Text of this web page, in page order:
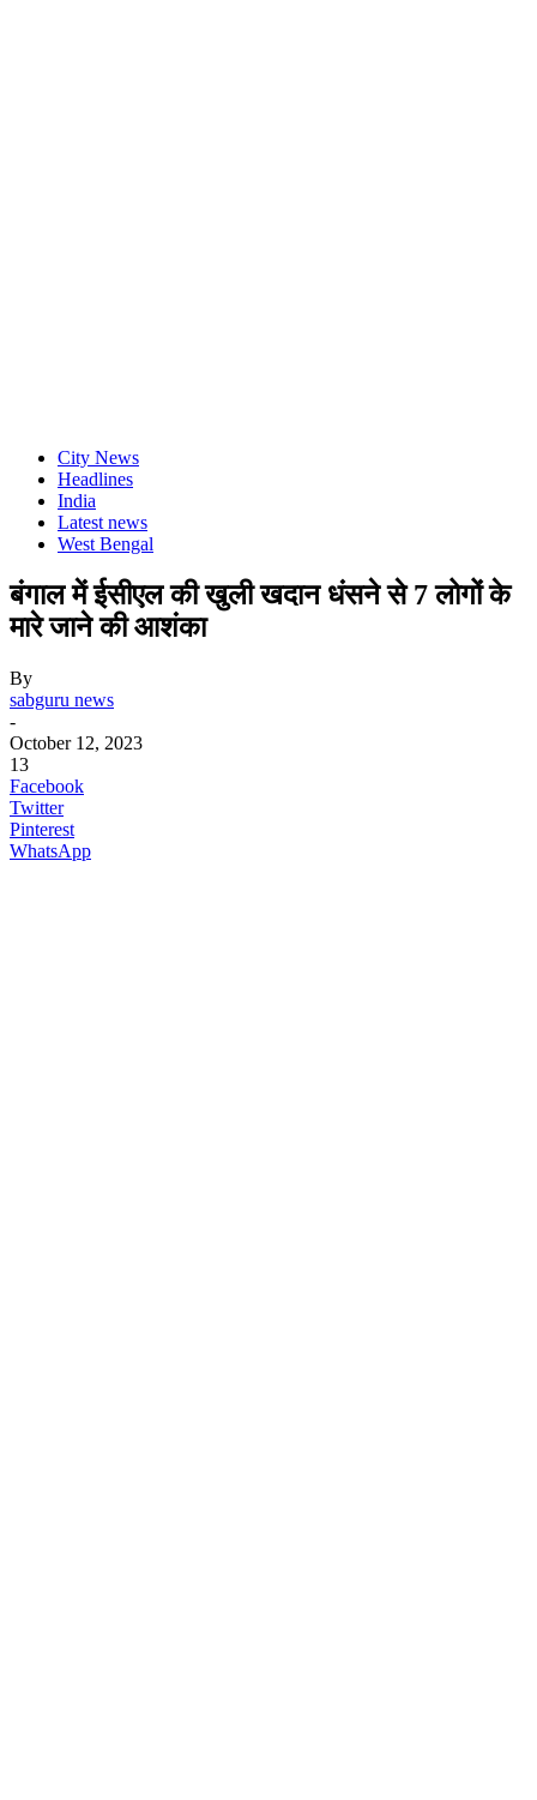
City News
Headlines
India
Latest news
West Bengal
बंगाल में ईसीएल की खुली खदान धंसने से 7 लोगों के
मारे जाने की आशंका
By
sabguru news
-
October 12, 2023
13
Facebook
Twitter
Pinterest
WhatsApp